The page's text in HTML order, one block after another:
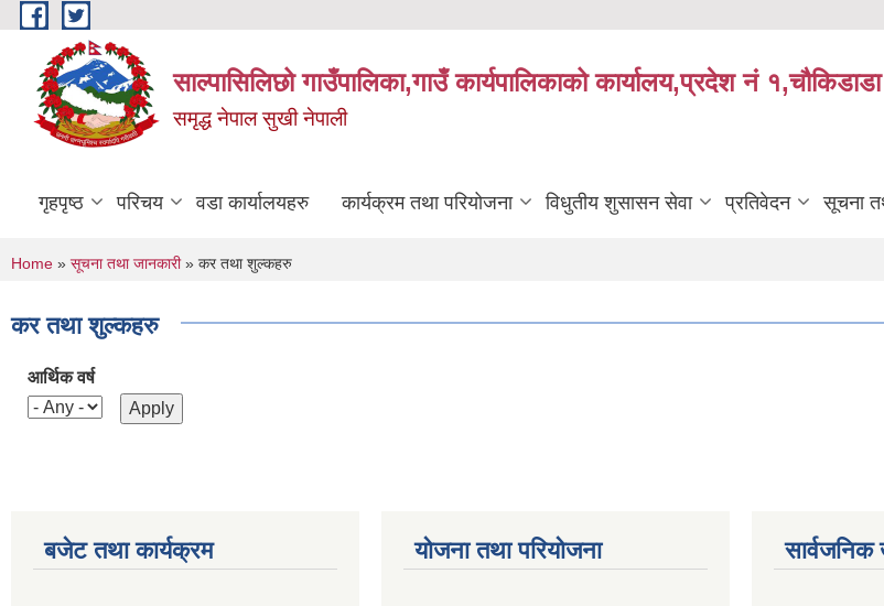
Skip to main content
साल्पासिलिछो गाउँपालिका,गाउँ कार्यपालिकाको कार्यालय,प्रदेश नं
समृद्ध नेपाल सुखी नेपाली
गृहपृष्ठ परिचय वडा कार्यालयहरु कार्यक्रम तथा परियोजना विधुतीय शुसासन सेवा प्रतिवेदन सूचना
You are here
Home » सूचना तथा जानकारी» कर तथा शुल्कहरु
कर तथा शुल्कहरु
आर्थिक वर्ष
बजेट तथा कार्यक्रम योजना तथा परियोजना